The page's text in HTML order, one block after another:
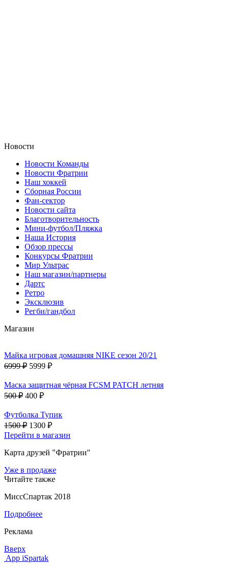
Новости
Новости Команды
Новости Фратрии
Наш хоккей
Сборная России
Фан-cектор
Новости сайта
Благотворительность
Мини-футбол/Пляжка
Наша История
Обзор прессы
Конкурсы Фратрии
Мир Ультрас
Наш магазин/партнеры
Дартс
Ретро
Эксклюзив
Регби/гандбол
Магазин
Майка игровая домашняя NIKE сезон 20/21
6999 ₽ 5999 ₽
Маска защитная чёрная FCSM PATCH летняя
500 ₽ 400 ₽
Футболка Тупик
1500 ₽ 1300 ₽
Перейти в магазин
Карта друзей "Фратрии"
Уже в продаже
Читайте также
МиссСпартак 2018
Подробнее
Реклама
Вверх
App iSpartak